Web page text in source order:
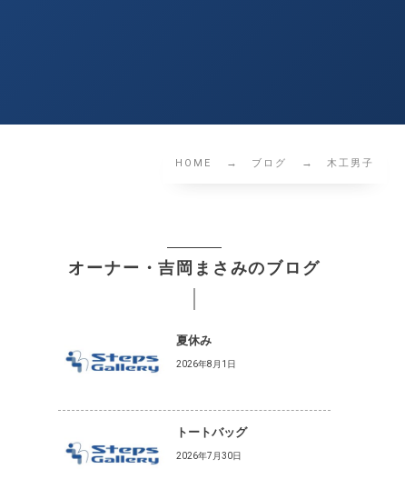
HOME ブログ 木工男子
オーナー・吉岡まさみのブログ
夏休み
2026年8月1日
トートバッグ
2026年7月30日